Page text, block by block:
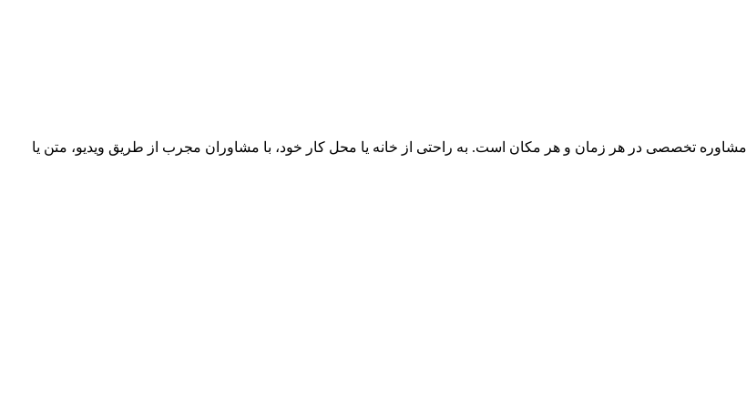
تخصصی در هر زمان و هر مکان است. به راحتی از خانه یا محل کار خود، با مشاوران مجرب از طریق ویدیو، متن یا